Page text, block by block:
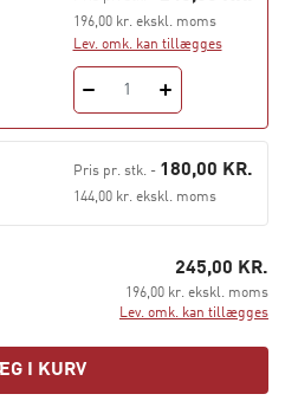
(nuværende Institut for
Professionshøjskole).
cand.mag. og ph.d., adjunkt
ved
tidl. ekstern lektor ved
Universitet.
196,00 kr. ekskl. moms
Lev. omk. kan tillægges
1
Pris pr. stk.- 180,00 KR.
144,00 kr. ekskl. moms
245,00 KR.
196,00 kr. ekskl. moms
Lev. omk. kan tillægges
I KURV